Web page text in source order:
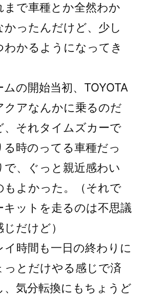
まで車種とか全然わか
かったんだけど、少し
わかるようになってき
ムの開始当初、TOYOTA
クアなんかに乗るのだ
、それタイムズカーで
る時のってる車種だっ
で、ぐっと親近感わい
もよかった。（それで
キットを走るのは不思議
じだけど）
イ時間も一日の終わりに
っとだけやる感じで済
、気分転換にもちょうど